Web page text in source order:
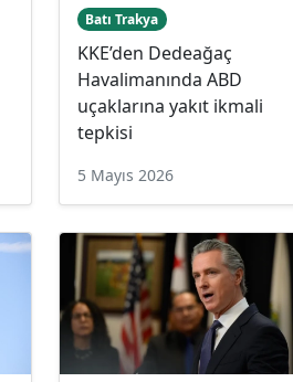
Batı Trakya
KKE’den Dedeağaç
Havalimanında ABD
uçaklarına yakıt ikmali
tepkisi
5 Mayıs 2026